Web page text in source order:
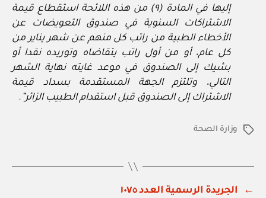
إليها في المادة (٩) من هذه اللائحة استقطاع قيمة
الاشتراكات السنوية في صندوق التعويضات عن
الأخطاء الطبية من راتب كل منهم عن شهر يناير من
كل عام، أو من أول راتب يتقاضاه وتوريده نقدا أو
بشيك إلى الصندوق في موعد غايته نهاية الشهر
التالي، وتلتزم الجهة المستقدمة بسداد قيمة
الاشتراك إلى الصندوق قبل استقدام الطبيب الزائر”.
الوسوموزارة الصحة
←
الجريدة الرسمية العدد ١٠٧٥